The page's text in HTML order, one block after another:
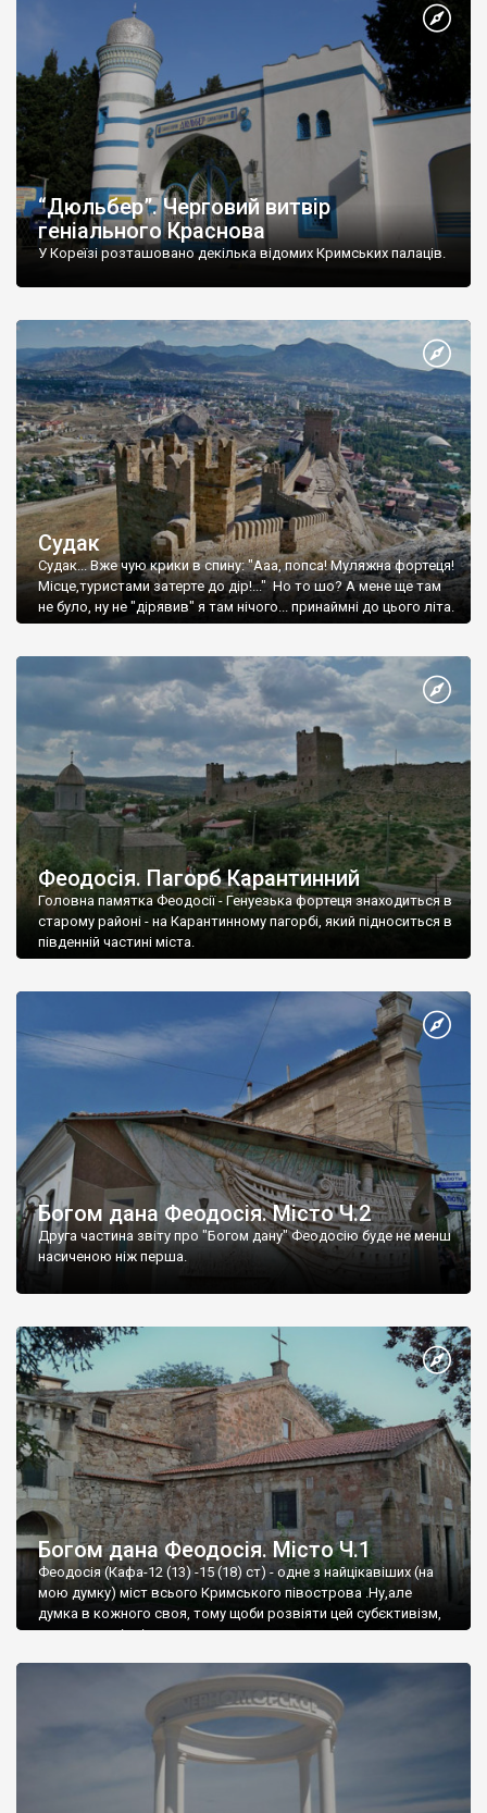
“Дюльбер”. Черговий витвір
геніального Краснова
У Кореїзі розташовано декілька відомих Кримських палаців.
Судак
Судак... Вже чую крики в спину: "Ааа, попса! Муляжна фортеця!
Місце,туристами затерте до дір!..." Но то шо? А мене ще там
не було, ну не "дірявив" я там нічого... принаймні до цього літа.
Феодосія. Пагорб Карантинний
Головна памятка Феодосії - Генуезька фортеця знаходиться в
старому районі - на Карантинному пагорбі, який підноситься в
південній частині міста.
Богом дана Феодосія. Місто Ч.2
Друга частина звіту про "Богом дану" Феодосію буде не менш
насиченою ніж перша.
Богом дана Феодосія. Місто Ч.1
Феодосія (Кафа-12 (13) -15 (18) ст) - одне з найцікавіших (на
мою думку) міст всього Кримського півострова .Ну,але
думка в кожного своя, тому щоби розвіяти цей субєктивізм,
запрошую відвідати це